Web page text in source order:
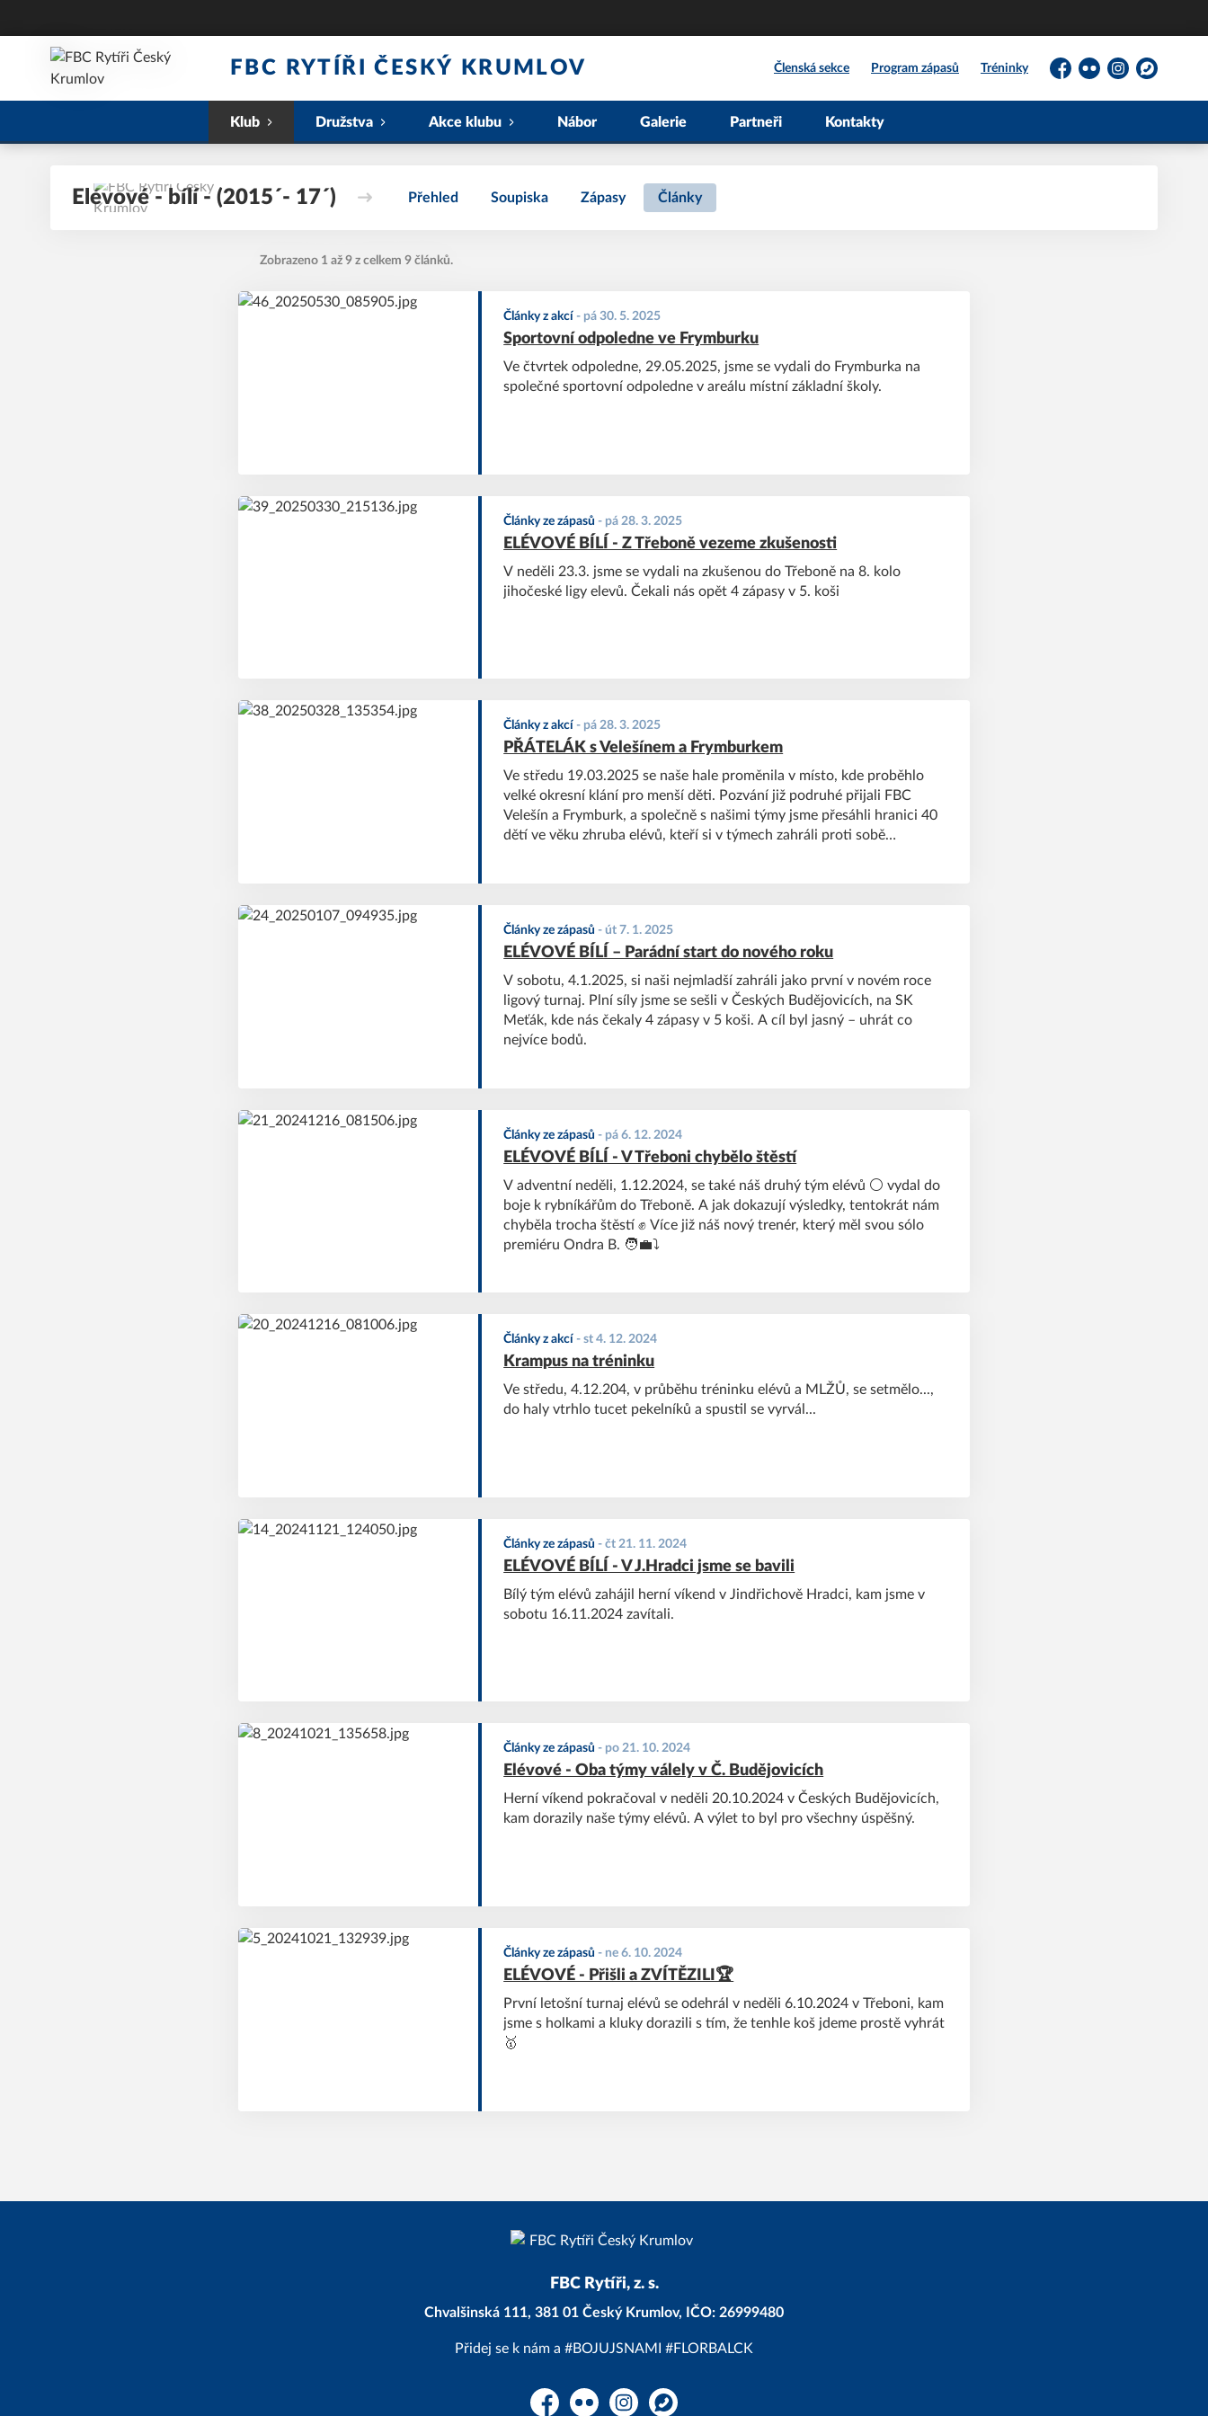
FBC RYTÍŘI ČESKÝ KRUMLOV Členská sekce Program zápasů Tréninky
Facebook
FlickrInstagramWhatsApp
Klub Družstva Akce klubu Nábor Galerie Partneři Kontakty
Elévové - bílí - (2015´- 17´) Přehled Soupiska Zápasy Články
Zobrazeno 1 až 9 z celkem 9 článků.
Články z akcí - pá 30. 5. 2025
Sportovní odpoledne ve Frymburku
Ve čtvrtek odpoledne, 29.05.2025, jsme se vydali do Frymburka na
společné sportovní odpoledne v areálu místní základní školy.
Články ze zápasů - pá 28. 3. 2025
ELÉVOVÉ BÍLÍ - Z Třeboně vezeme zkušenosti
V neděli 23.3. jsme se vydali na zkušenou do Třeboně na 8. kolo
jihočeské ligy elevů. Čekali nás opět 4 zápasy v 5. koši
Články z akcí - pá 28. 3. 2025
PŘÁTELÁK s Velešínem a Frymburkem
Ve středu 19.03.2025 se naše hale proměnila v místo, kde proběhlo
velké okresní klání pro menší děti. Pozvání již podruhé přijali FBC
Velešín a Frymburk, a společně s našimi týmy jsme přesáhli hranici 40
dětí ve věku zhruba elévů, kteří si v týmech zahráli proti sobě
Články ze zápasů -út 7. 1. 2025
ELÉVOVÉ BÍLÍ – Parádní start do nového roku
V sobotu, 4.1.2025, si naši nejmladší zahráli jako první v novém roce
ligový turnaj. Plní síly jsme se sešli v Českých Budějovicích, na SK
Meťák, kde nás čekaly 4 zápasy v 5 koši. A cíl byl jasný – uhrát co
nejvíce bodů.
Články ze zápasů - pá 6. 12. 2024
ELÉVOVÉ BÍLÍ - V Třeboni chybělo štěstí
V adventní neděli, 1.12.2024, se také náš druhý tým elévů ⚪ vydal do
boje k rybníkářům do Třeboně. A jak dokazují výsledky, tentokrát nám
chyběla trocha štěstí ✊ Více již náš nový trenér, který měl svou sólo
premiéru Ondra B. 🧑‍💼⤵️
Články z akcí -st 4. 12. 2024
Krampus na tréninku
Ve středu, 4.12.204, v průběhu tréninku elévů a MLŽŮ, se setmělo...,
do haly vtrhlo tucet pekelníků a spustil se vyrvál...
Články ze zápasů -čt 21. 11. 2024
ELÉVOVÉ BÍLÍ - V J.Hradci jsme se bavili
Bílý tým elévů zahájil herní víkend v Jindřichově Hradci, kam jsme v
sobotu 16.11.2024 zavítali.
Články ze zápasů - po 21. 10. 2024
Elévové - Oba týmy válely v Č. Budějovicích
Herní víkend pokračoval v neděli 20.10.2024 v Českých Budějovicích,
kam dorazily naše týmy elévů. A výlet to byl pro všechny úspěšný.
Články ze zápasů - ne 6. 10. 2024
ELÉVOVÉ - Přišli a ZVÍTĚZILI🏆
První letošní turnaj elévů se odehrál v neděli 6.10.2024 v Třeboni, kam
jsme s holkami a kluky dorazili s tím, že tenhle koš jdeme prostě vyhrát
🥇
FBC Rytíři, z. s.
Chvalšinská 111, 381 01 Český Krumlov, IČO: 26999480
Přidej se k nám a #BOJUJSNAMI #FLORBALCK
FacebookFlickr InstagramWhatsApp